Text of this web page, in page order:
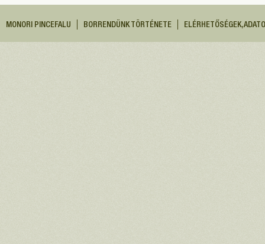
MONORI PINCEFALU BORRENDÜNK TÖRTÉNETE ELÉRHETŐSÉGEK,